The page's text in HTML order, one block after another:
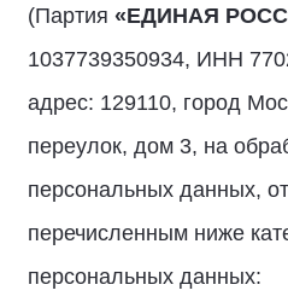
(Партия «ЕДИНАЯ
1037739350934, ИНН
адрес: 129110, город
переулок, дом 3, на
персональных данных,
перечисленным ниже
персональных данных: